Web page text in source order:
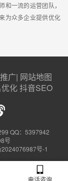
一流的运营团队，
为众多企业提供优化
广| 网站地图
化抖音SEO
QQ：5397942
号
号-1
电话咨询